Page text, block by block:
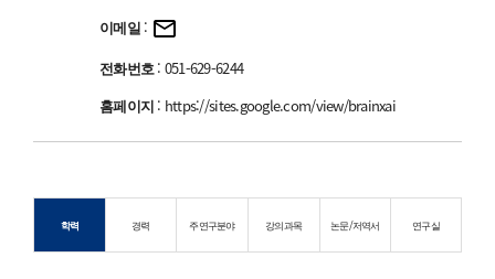
이메일:
전화번호: 051-629-6244
홈페이지 : https://sites.google.com/view/brainxai
학력 경력 주연구분야 강의과목 논문/저역서 연구실